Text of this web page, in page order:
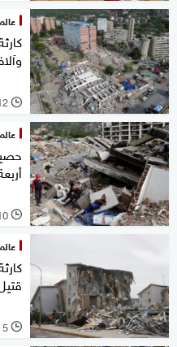
l
12
l
10
قتيل و50
l 5 يوليو 2026